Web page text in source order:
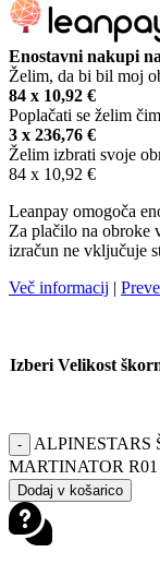
Enostavni nakupi
Želim, da bi bil moj
84 x 10,92 €
Poplačati se želim
3 x 236,76 €
Želim izbrati svoje
84 x 10,92 €
Leanpay omogoča
Za plačilo na obroke
izračun ne vključuje
Več informacij |
Izberi Velikost
-
ALPINESTARS
MARTINATOR R01
Dodaj v košarico